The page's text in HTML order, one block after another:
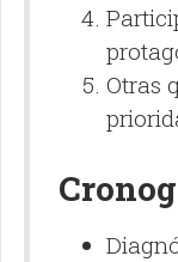
Otras